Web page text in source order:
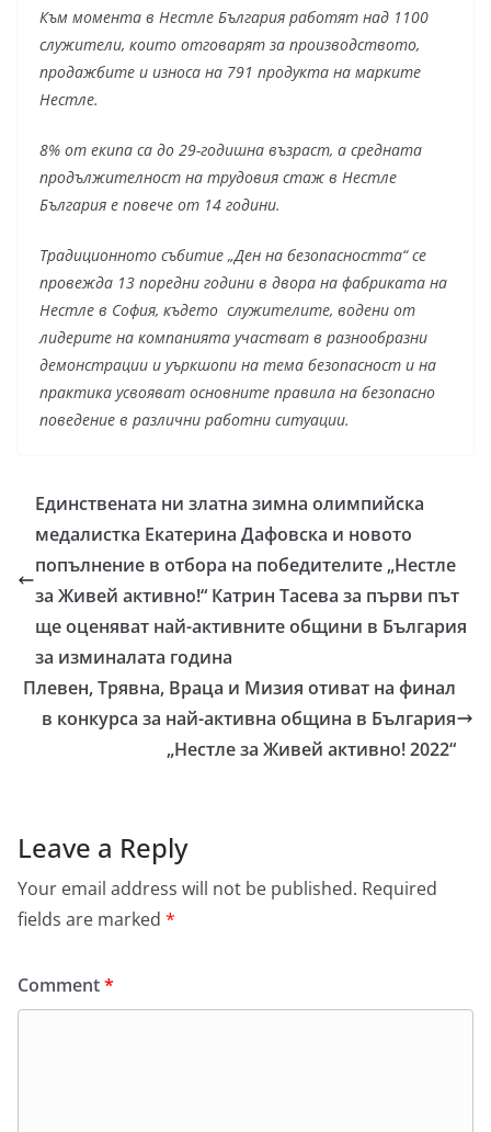
Към момента в Нестле България работят над 1100
служители, които отговарят за производството,
продажбите и износа на 791 продукта на марките
Нестле.
8% от екипа са до 29-годишна възраст, а средната
продължителност на трудовия стаж в Нестле
България е повече от 14 години.
Традиционното събитие „Ден на безопасността“ се
провежда 13 поредни години в двора на фабриката на
Нестле в София, където служителите, водени от
лидерите на компанията участват в разнообразни
демонстрации и уъркшопи на тема безопасност и на
практика усвояват основните правила на безопасно
поведение в различни работни ситуации.
Единствената ни златна зимна олимпийска
медалистка Екатерина Дафовска и новото
попълнение в отбора на победителите „Нестле
за Живей активно!“ Катрин Тасева за първи път
ще оценяват най-активните общини в България
за изминалата година
Плевен, Трявна, Враца и Мизия отиват на финал
в конкурса за най-активна община в България
„Нестле за Живей активно! 2022“
Leave a Reply
Your email address will not be published. Required
fields are marked *
Comment*